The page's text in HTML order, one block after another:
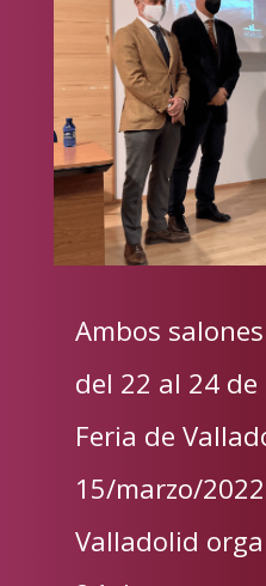
Ambos
del 22 al 24
Feria de
15/marzo/
Valladolid